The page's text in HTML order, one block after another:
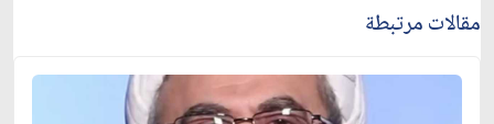
مقالات مرتبطة